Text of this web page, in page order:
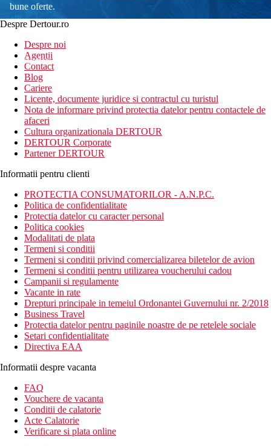
bune oferte.
newsletter!
Despre Dertour.ro
Despre noi
Agentii
Contact
Blog
Cariere
Licente, documente juridice si contractul cu turistul
Nota de informare privind protectia datelor pentru contactele de
afaceri
Cultura organizationala DERTOUR
DERTOUR Corporate
Partener DERTOUR
Informatii pentru clienti
PROTECTIA CONSUMATORILOR - A.N.P.C.
Politica de confidentialitate
Protectia datelor cu caracter personal
Politica cookies
Modalitati de plata
Termeni si conditii
Termeni si conditii privind comercializarea biletelor de avion
Termeni si conditii pentru utilizarea voucherului cadou
Campanii si regulamente
Vacante in rate
Drepturi principale in temeiul Ordonantei Guvernului nr. 2/2018
Business Travel
Protectia datelor pentru paginile noastre de pe retelele sociale
Setari confidentialitate
Directiva EAA
Informatii despre vacanta
FAQ
Vouchere de vacanta
Conditii de calatorie
Acte Calatorie
Verificare si plata online